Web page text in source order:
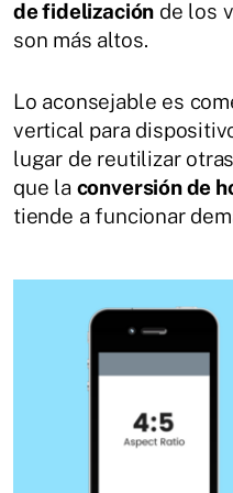
de fidelización de los
son más altos.
Lo aconsejable es
vertical para
lugar de reutilizar
que la conversión de
tiende a funcionar